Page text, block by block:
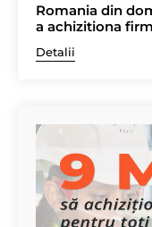
Romania din
a achizitiona
Detalii